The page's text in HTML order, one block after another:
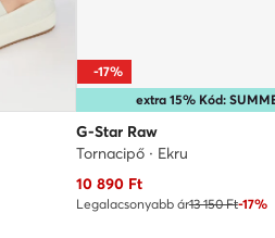
extra 15% Kód:
-17%
G-Star Raw
Tornacipő · Ekru
Aktuális ár
10 890Ft
Legalacsonyabb ár13 150 Ft-17%